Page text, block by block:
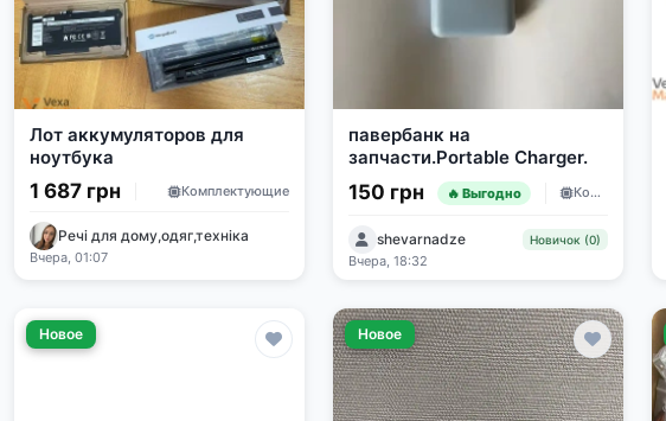
Лот аккумуляторов для
ноутбука
1 687 грн Комплектующие
Речі для дому,одяг,техніка
Вчера, 01:07
павербанк на
запчасти.Portable Charger.
150 грн 🔥 Выгодно Комплектующие
shevarnadze Новичок (0)
Вчера, 18:32
Новое Новое